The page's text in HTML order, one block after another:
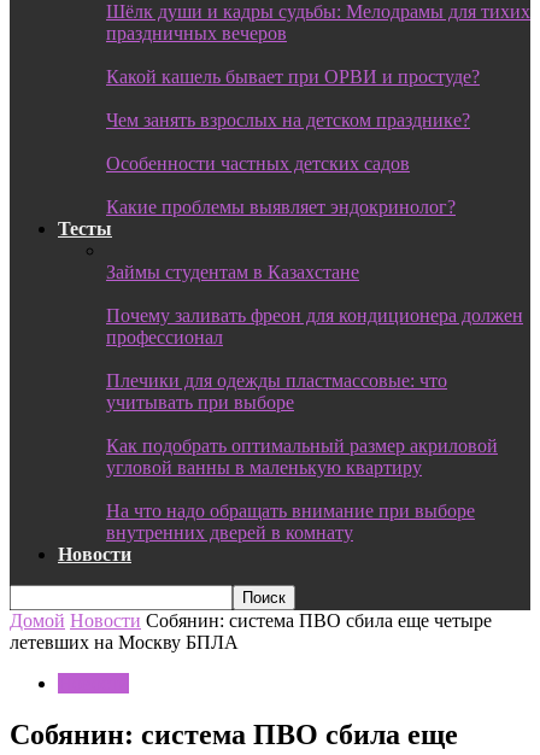
Шёлк души и кадры судьбы: Мелодрамы для тихих
праздничных вечеров
Какой кашель бывает при ОРВИ и простуде?
Чем занять взрослых на детском празднике?
Особенности частных детских садов
Какие проблемы выявляет эндокринолог?
Тесты
Займы студентам в Казахстане
Почему заливать фреон для кондиционера должен
профессионал
Плечики для одежды пластмассовые: что
учитывать при выборе
Как подобрать оптимальный размер акриловой
угловой ванны в маленькую квартиру
На что надо обращать внимание при выборе
внутренних дверей в комнату
Новости
Домой Новости Собянин: система ПВО сбила еще четыре
летевших на Москву БПЛА
Собянин: система ПВО сбила еще